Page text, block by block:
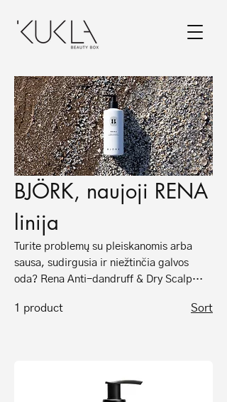
BJÖRK, naujoji RENA
linija
Turite problemų su pleiskanomis arba
sausa, sudirgusia ir niežtinčia galvos
oda? Rena Anti-dandruff & Dry Scalp
pleiskanų, kuris švelniai pašalina
galvos odos GYDYMAS, kuris padeda
1 product Sort